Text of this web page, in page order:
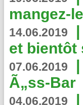
mangez-
14.06.2019 |
et bientôt
07.06.2019 |
Ã„ss-Bar
04.06.2019 |